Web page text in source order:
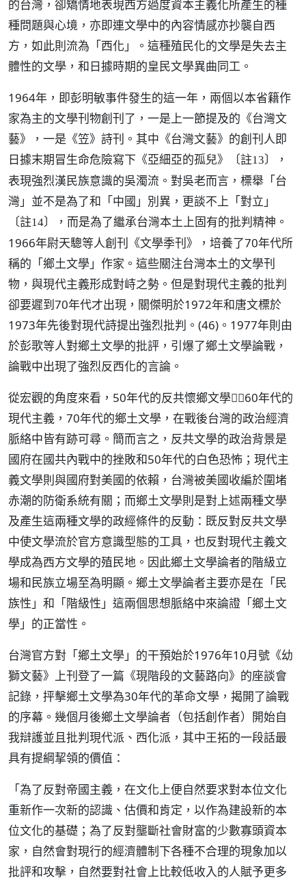
的台灣，卻矯情地表現西方過度資本主義化所產生的種
種問題與心境，亦即連文學中的內容情感亦抄襲自西
方，如此則流為「西化」。這種殖民化的文學是失去主
體性的文學，和日據時期的皇民文學異曲同工。
1964年，即彭明敏事件發生的這一年，兩個以本省籍作
家為主的文學刊物創刊了，一是上一節提及的《台灣文
藝》，一是《笠》詩刊。其中《台灣文藝》的創刊人即
日據末期冒生命危險寫下《亞細亞的孤兒》
〔註13〕
，
表現強烈漢民族意識的吳濁流。對吳老而言，標舉「台
灣」並不是為了和「中國」別異，更談不上「對立」
〔註14〕
，而是為了繼承台灣本土上固有的批判精神。
1966年尉天驄等人創刊《文學季刊》，培養了70年代所
稱的「鄉土文學」作家。這些關注台灣本土的文學刊
物，與現代主義形成對峙之勢。但是對現代主義的批判
卻要遲到70年代才出現，關傑明於1972年和唐文標於
1973年先後對現代詩提出強烈批判。(46)。1977年則由
於彭歌等人對鄉土文學的批評，引爆了鄉土文學論戰，
論戰中出現了強烈反西化的言論。
從宏觀的角度來看，50年代的反共懷鄉文學，60年代的
現代主義，70年代的鄉土文學，在戰後台灣的政治經濟
脈絡中皆有跡可尋。簡而言之，反共文學的政治背景是
國府在國共內戰中的挫敗和50年代的白色恐怖；現代主
義文學則與國府對美國的依賴，台灣被美國收編於圍堵
赤潮的防衛系統有關；而鄉土文學則是對上述兩種文學
及產生這兩種文學的政經條件的反動：既反對反共文學
中使文學流於官方意識型態的工具，也反對現代主義文
學成為西方文學的殖民地。因此鄉土文學論者的階級立
場和民族立場至為明顯。鄉土文學論者主要亦是在「民
族性」和「階級性」這兩個思想脈絡中來論證「鄉土文
學」的正當性。
台灣官方對「鄉土文學」的干預始於1976年10月號《幼
獅文藝》上刊登了一篇《現階段的文藝路向》的座談會
記錄，抨擊鄉土文學為30年代的革命文學，揭開了論戰
的序幕。幾個月後鄉土文學論者（包括創作者）開始自
我辯護並且批判現代派、西化派，其中王拓的一段話最
具有提綱挈領的價值：
「為了反對帝國主義，在文化上便自然要求對本位文化
重新作一次新的認識、估價和肯定，以作為建設新的本
位文化的基礎；為了反對壟斷社會財富的少數寡頭資本
家，自然會對現行的經濟體制下各種不合理的現象加以
批評和攻擊，自然要對社會上比較低收入的人賦予更多